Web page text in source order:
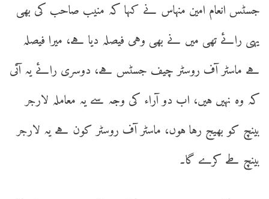
جسٹس انعام امین منہاس نے کہا کہ منیب صاحب کی بھی
یہی رائے تھی میں نے بھی وہی فیصلہ دیا ہے، میرا فیصلہ
ہے ماسٹر آف روسٹر چیف جسٹس ہے، دوسری رائے یہ آئی
کہ وہ نہیں ہیں، اب دو آراء کی وجہ سے یہ معاملہ لارجر
بینچ کو بھیج رہا ہوں، ماسٹر آف روسٹر کون ہے یہ لارجر
بینچ طے کرے گا۔